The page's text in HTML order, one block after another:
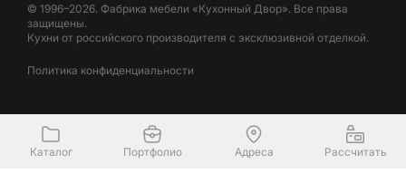
© 1996–2026. Фабрика мебели «Кухонный Двор». Все права
защищены.
Кухни от российского производителя с эксклюзивной отделкой.
Политика конфиденциальности
Каталог Портфолио Адреса Рассчитать